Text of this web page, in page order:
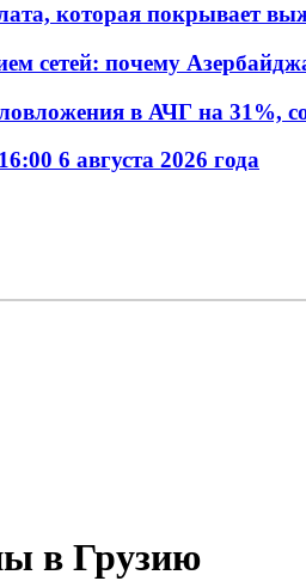
которая покрывает
сетей: почему
в АЧГ на 31%,
6 августа 2026 года
в Грузию